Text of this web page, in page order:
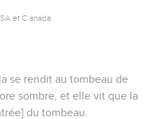
et C anada.
se rendit au tombeau de
sombre, et elle vit que la
du tombeau.